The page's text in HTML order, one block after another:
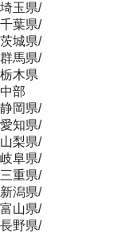
埼玉県/
千葉県/
茨城県/
群馬県/
栃木県
中部
静岡県/
愛知県/
山梨県/
岐阜県/
三重県/
新潟県/
富山県/
長野県/